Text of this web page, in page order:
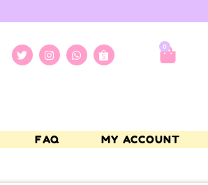
0
FAQ MY ACCOUNT